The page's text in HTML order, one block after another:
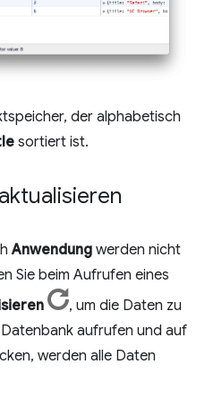
der alphabetisch
sortiert ist.
Anwendung werden nicht
Sie beim Aufrufen eines
, um die Daten zu
aufrufen und auf
werden alle Daten